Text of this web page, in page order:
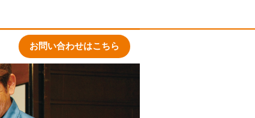
お問い合わせはこちら